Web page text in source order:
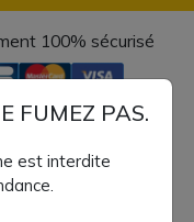
100% sécurisé
rapide
FUMEZ PAS.
est interdite